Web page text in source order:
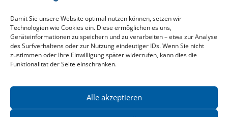
Damit Sie unsere Website optimal nutzen können, setzen wir
Technologien wie Cookies ein. Diese ermöglichen es uns,
Geräteinformationen zu speichern und zu verarbeiten – etwa zur Analyse
des Surfverhaltens oder zur Nutzung eindeutiger IDs. Wenn Sie nicht
zustimmen oder Ihre Einwilligung später widerrufen, kann dies die
Funktionalität der Seite einschränken.
Alle akzeptieren
Aktuelle Vorschau
Entdecken Sie das aktuelle zu-Klampen!-Verlagsprogramm.
Hier finden Sie die Verlagsvorschau – einfach direkt online
reinlesen oder herunterladen.
Download: Vorschau zu Klampen! Herbst 2026
Mehr aktuelle Vorschauen ansehen
News zu aktuellen Neuheiten und Nachrichten im zu Klampen!
Verlag – jederzeit wieder abbestellbar.